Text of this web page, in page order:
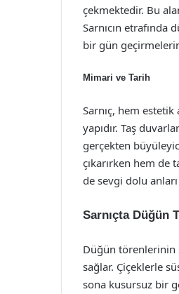
çekmektedir. Bu
Sarnıcın
bir gün
Mimari ve Tarih
Sarnıç, hem
yapıdır. Taş
gerçekten
çıkarırken hem
de sevgi dolu
Sarnıçta Düğün
Düğün törenlerinin
sağlar. Çiçeklerle
sona kusursuz bir